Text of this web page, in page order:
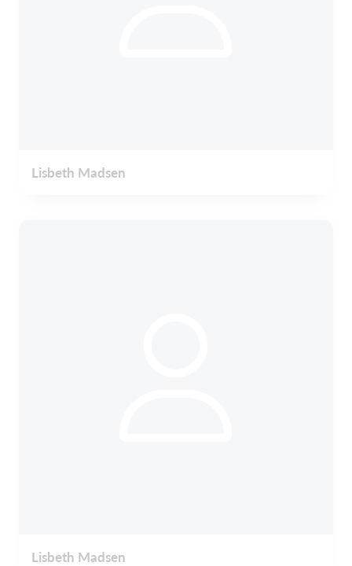
Lisbeth Madsen
Lisbeth Madsen